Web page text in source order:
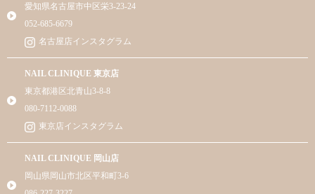
愛知県名古屋市中区栄3-23-24
052-685-6679
名古屋店インスタグラム
NAIL CLINIQUE 東京店
東京都港区北青山3-8-8
080-7112-0088
東京店インスタグラム
NAIL CLINIQUE 岡山店
岡山県岡山市北区平和町3-6